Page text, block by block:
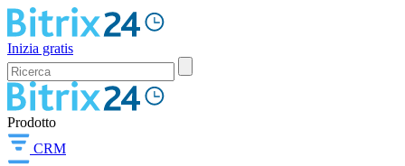
Inizia gratis
Prodotto
CRM